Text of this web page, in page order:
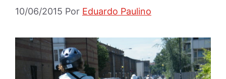
10/06/2015 Por Eduardo Paulino